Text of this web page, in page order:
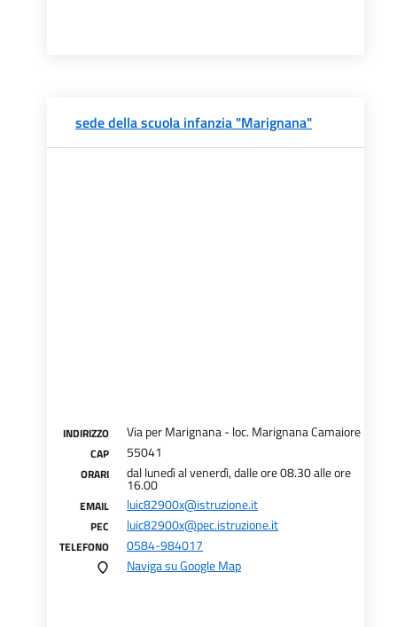
sede della scuola infanzia "Marignana"
INDIRIZZO Via per Marignana - loc. Marignana Camaiore
CAP 55041
ORARI dal lunedì al venerdì, dalle ore 08.30 alle ore
16.00
EMAIL luic82900x@istruzione.it
PEC luic82900x@pec.istruzione.it
TELEFONO
0584-984017
Naviga su Google Map